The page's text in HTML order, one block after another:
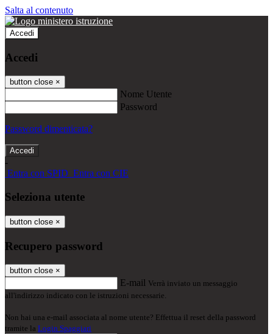
Salta al contenuto
Accedi
Accedi
button close ×
Nome Utente
Password
Password dimenticata?
-
Entra con SPID Entra con CIE
Seleziona utente
button close ×
Recupero password
button close ×
E-mail Verrà inviato un messaggio
all'indirizzo indicato con le istruzioni necessarie.
Non hai una e-mail associata al nome utente? Effettua il reset della password
tramite la Login Spaggiari